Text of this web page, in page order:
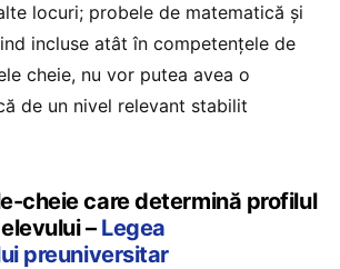
locuri; probele de matematică și
incluse atât în competențele de
cheie, nu vor putea avea o
de un nivel relevant stabilit
cheie care determină profilul
– Legea
preuniversitar